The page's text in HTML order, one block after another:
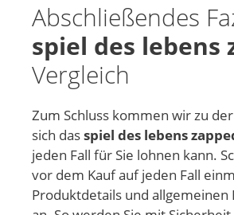
Abschließendes
spiel des lebens
Vergleich
Zum Schluss kommen wir zu
sich dasspiel des lebens
jeden Fall für Sie lohnen kann.
vor dem Kauf auf jeden Fall
Produktdetails und allgemeinen